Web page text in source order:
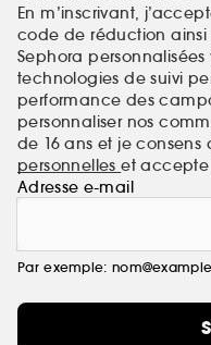
En m’inscrivant,
code de réduction ainsi
Sephora
technologies de suivi
performance des
personnaliser nos
de 16 ans et je
personnelleset accepte
Adresse e-mail
Par exemple: